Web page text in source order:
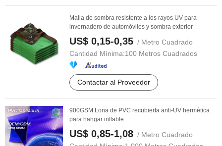
Malla de sombra resistente a los rayos UV para
invernadero de automóviles y sombra exterior
US$ 0,15-0,35 / Metro Cuadrado
Cantidad Mínima:100 Metros Cuadrados
Contactar al Proveedor
900GSM Lona de PVC recubierta anti-UV hermética
para hangar inflable
US$ 0,85-1,08 / Metro Cuadrado